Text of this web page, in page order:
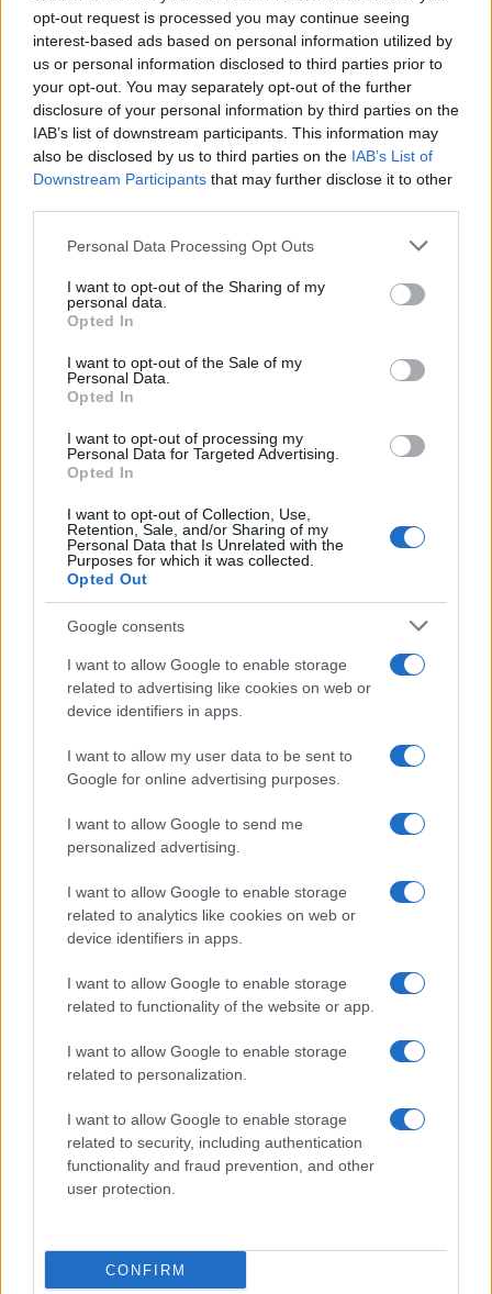
opt-out request is processed you may continue seeing
interest-based ads based on personal information utilized by
us or personal information disclosed to third parties prior to
your opt-out. You may separately opt-out of the further
disclosure of your personal information by third parties on the
IAB’s list of downstream participants. This information may
also be disclosed by us to third parties on the IAB’s List of
Downstream Participants that may further disclose it to other
Please note that this website/app uses one or more Google
not limited to your visit or usage behaviour. You may click to
grant or deny consent to Google and its third-party tags to
use your data for below specified purposes in below Google
consent section.
Personal Data Processing Opt Outs
I want to opt-out of the Sharing of my
personal data.
Opted In
I want to opt-out of the Sale of my
Personal Data.
Opted In
I want to opt-out of processing my
Personal Data for Targeted Advertising.
Opted In
I want to opt-out of Collection, Use,
Retention, Sale, and/or Sharing of my
Personal Data that Is Unrelated with the
Purposes for which it was collected.
Opted Out
Google consents
I want to allow Google to enable storage
related to advertising like cookies on web or
device identifiers in apps.
I want to allow my user data to be sent to
Google for online advertising purposes.
I want to allow Google to send me
personalized advertising.
I want to allow Google to enable storage
related to analytics like cookies on web or
device identifiers in apps.
I want to allow Google to enable storage
related to functionality of the website or app.
I want to allow Google to enable storage
related to personalization.
I want to allow Google to enable storage
related to security, including authentication
functionality and fraud prevention, and other
user protection.
CONFIRM
της Ζωής μας
Οι άνθρωποι, οι αυθεντικές ιστορίες,
το ελληνικό καλοκαίρι και ένας
ΟΣΑ ΧΡΕΙΑΖΕΣΑΙ
ΤΟ ΠΑΡΟΝ ΤΗΣ ΚΥΡΙΑΚΗΣ